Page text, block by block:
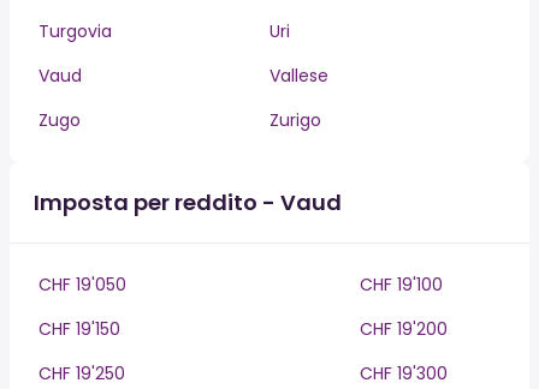
Turgovia
Uri
Vaud
Vallese
Zugo
Zurigo
Imposta per reddito - Vaud
CHF 19'050
CHF 19'100
CHF 19'150
CHF 19'200
CHF 19'250
CHF 19'300